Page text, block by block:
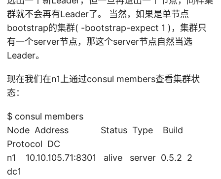
群就不会再有Leader了。 当然，如果是单节点
bootstrap的集群( -bootstrap-expect 1 )，集群只
有一个server节点，那这个server节点自然当选
Leader。
现在我们在n1上通过consul members查看集群状
态：
$ consul members
Node Address Status Type Build
Protocol DC
n1 10.10.105.71:8301 alive server 0.5.2 2
dc1